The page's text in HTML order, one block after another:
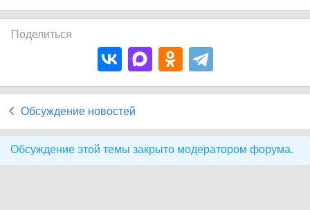
Поделиться
Обсуждение новостей
Обсуждение этой темы закрыто модератором форума.